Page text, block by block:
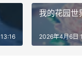
我的花园世
2026年4月6日